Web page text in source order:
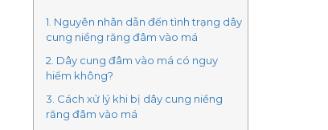
1. Nguyên nhân dẫn đến tình trạng dây
cung niềng răng đâm vào má
2. Dây cung đâm vào má có nguy
hiểm không?
3. Cách xử lý khi bị dây cung niềng
răng đâm vào má